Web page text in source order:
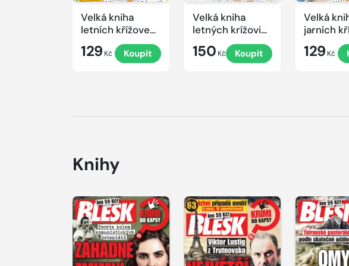
Velká kniha
letních křížovek
129 Kč Koupit
Velká kniha
letných krížoviek
s TV JOJ 2026
150 Kč Koupit
Velká
jarních
129 Kč
Knihy